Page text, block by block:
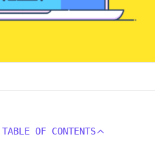
TABLE OF CONTENTS